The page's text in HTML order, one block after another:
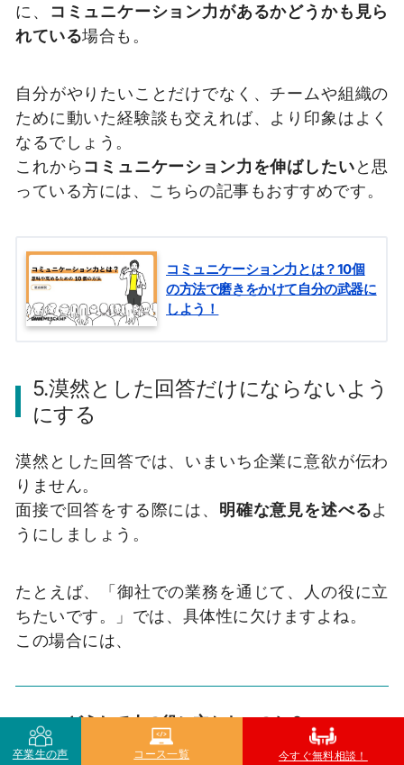
に、
コミュニケーション力があるかどうかも見ら
れている場合も。
自分がやりたいことだけでなく、チームや組織の
ために動いた経験談も交えれば、より印象はよく
なるでしょう。
これから コミュニケーション力を伸ばしたいと思
っている方には、こちらの記事もおすすめです。
コミュニケーション力とは？10個
の方法で磨きをかけて自分の武器に
しよう！
5.漠然とした回答だけにならないよう
にする
漠然とした回答では、いまいち企業に意欲が伝わ
りません。
面接で回答をする際には、 明確な意見を述べるよ
うにしましょう。
たとえば、「御社での業務を通じて、人の役に立
ちたいです。」では、具体性に欠けますよね。
この場合には、
どうして人の役に立ちたいのか？
卒業生の声 コース一覧 今すぐ無料相談！